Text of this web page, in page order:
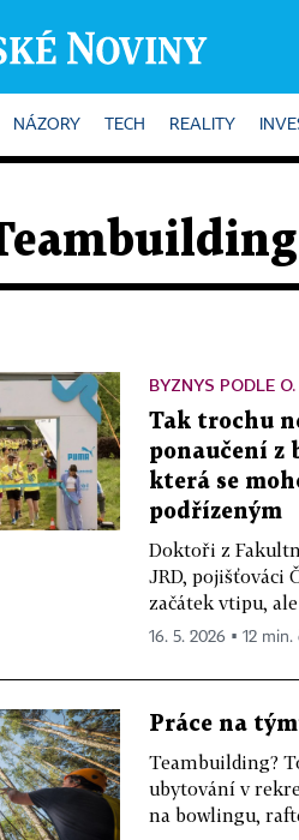
NÁZORY TECH REALITY
BYZNYS PODLE
Tak trochu
ponaučení z
která se
podřízeným
Doktoři z
JRD, pojišťováci
začátek vtipu,
16. 5. 2026 ▪ 12 min.
Práce na
Teambuilding?
ubytování v
na bowlingu,